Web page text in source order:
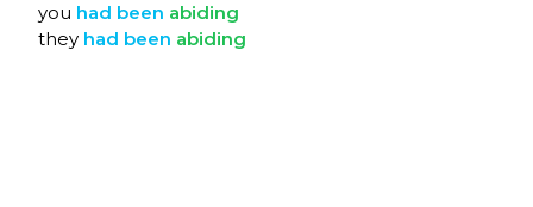
you had been abiding
they had been abiding